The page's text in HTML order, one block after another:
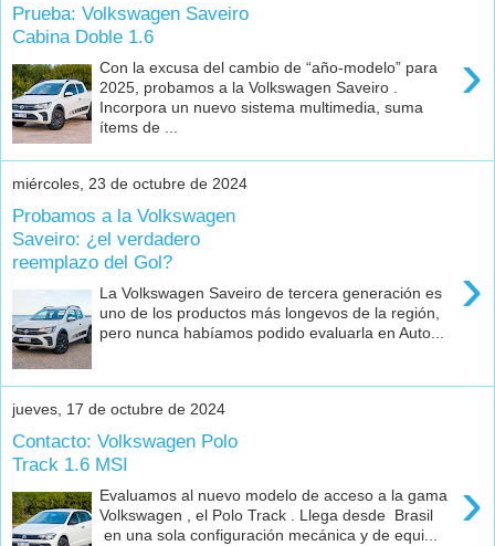
Prueba: Volkswagen Saveiro
Cabina Doble 1.6
›
Con la excusa del cambio de “año-modelo” para
2025, probamos a la Volkswagen Saveiro .
Incorpora un nuevo sistema multimedia, suma
ítems de ...
miércoles, 23 de octubre de 2024
Probamos a la Volkswagen
Saveiro: ¿el verdadero
reemplazo del Gol?
›
La Volkswagen Saveiro de tercera generación es
uno de los productos más longevos de la región,
pero nunca habíamos podido evaluarla en Auto...
jueves, 17 de octubre de 2024
Contacto: Volkswagen Polo
Track 1.6 MSI
›
Evaluamos al nuevo modelo de acceso a la gama
Volkswagen , el Polo Track . Llega desde Brasil
en una sola configuración mecánica y de equi...